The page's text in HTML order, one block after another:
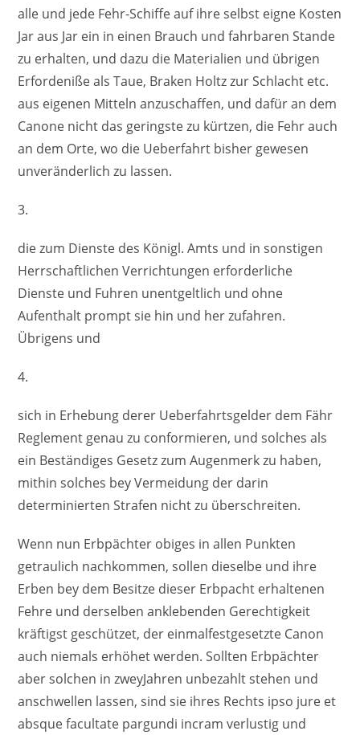
alle und jede Fehr-Schiffe auf ihre selbst eigne Kosten
Jar aus Jar ein in einen Brauch und fahrbaren Stande
zu erhalten, und dazu die Materialien und übrigen
Erfordeniße als Taue, Braken Holtz zur Schlacht etc.
aus eigenen Mitteln anzuschaffen, und dafür an dem
Canone nicht das geringste zu kürtzen, die Fehr auch
an dem Orte, wo die Ueberfahrt bisher gewesen
unveränderlich zu lassen.
3.
die zum Dienste des Königl. Amts und in sonstigen
Herrschaftlichen Verrichtungen erforderliche
Dienste und Fuhren unentgeltlich und ohne
Aufenthalt prompt sie hin und her zufahren.
Übrigens und
4.
sich in Erhebung derer Ueberfahrtsgelder dem Fähr
Reglement genau zu conformieren, und solches als
ein Beständiges Gesetz zum Augenmerk zu haben,
mithin solches bey Vermeidung der darin
determinierten Strafen nicht zu überschreiten.
Wenn nun Erbpächter obiges in allen Punkten
getraulich nachkommen, sollen dieselbe und ihre
Erben bey dem Besitze dieser Erbpacht erhaltenen
Fehre und derselben anklebenden Gerechtigkeit
kräftigst geschützet, der einmalfestgesetzte Canon
auch niemals erhöhet werden. Sollten Erbpächter
aber solchen in zweyJahren unbezahlt stehen und
anschwellen lassen, sind sie ihres Rechts ipso jure et
absque facultate pargundi incram verlustig und